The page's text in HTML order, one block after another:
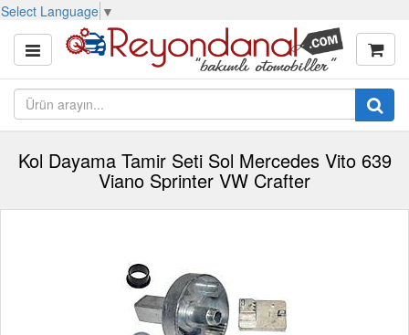
Select Language ▼
Kol Dayama Tamir Seti Sol Mercedes Vito 639
Viano Sprinter VW Crafter